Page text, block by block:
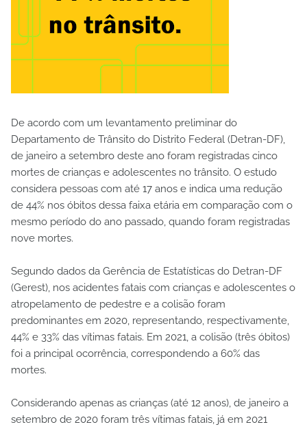
De acordo com um levantamento preliminar do
Departamento de Trânsito do Distrito Federal (Detran-DF),
de janeiro a setembro deste ano foram registradas cinco
mortes de crianças e adolescentes no trânsito. O estudo
considera pessoas com até 17 anos e indica uma redução
de 44% nos óbitos dessa faixa etária em comparação com o
mesmo período do ano passado, quando foram registradas
nove mortes.
Segundo dados da Gerência de Estatísticas do Detran-DF
(Gerest), nos acidentes fatais com crianças e adolescentes o
atropelamento de pedestre e a colisão foram
predominantes em 2020, representando, respectivamente,
44% e 33% das vítimas fatais. Em 2021, a colisão (três óbitos)
foi a principal ocorrência, correspondendo a 60% das
mortes.
Considerando apenas as crianças (até 12 anos), de janeiro a
setembro de 2020 foram três vítimas fatais, já em 2021